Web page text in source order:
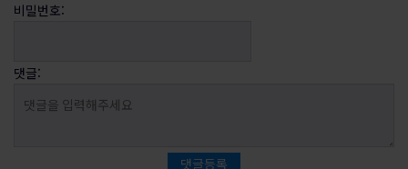
비밀번호:
댓글:
댓글등록